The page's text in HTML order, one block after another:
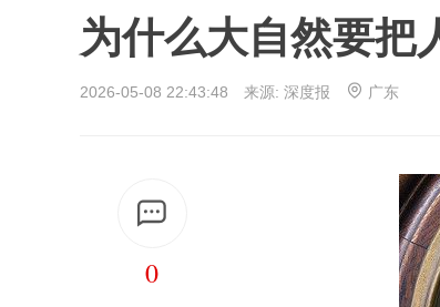
为什么大自然要把
2026-05-08 22:43:48 来源: 深度报 广东
0